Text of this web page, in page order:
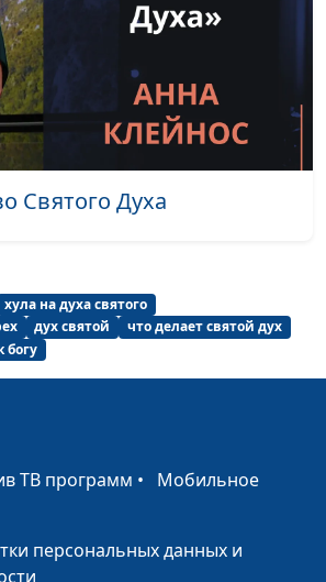
Святого Духа
хула на духа святого
дух святой
что делает святой дух
богу
ТВ программ • Мобильное
персональных данных и